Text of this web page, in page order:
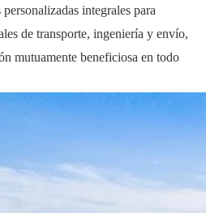
integrales para
de transporte, ingeniería y envío,
mutuamente beneficiosa en todo